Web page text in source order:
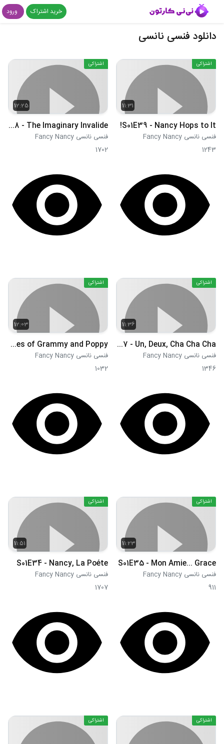
خرید اشتراک ورود
دانلود فنسی نانسی
11:31
اشتراکی
S01E39 - Nancy Hops to It!
فنسی نانسی Fancy Nancy
1243
12:25
اشتراکی
S01E38 - The Imaginary Invalide
فنسی نانسی Fancy Nancy
1702
11:36
اشتراکی
S01E37 - Un, Deux, Cha Cha Cha!
فنسی نانسی Fancy Nancy
1346
12:03
اشتراکی
S01E36 - The Amazing Adventures of Grammy and Poppy
فنسی نانسی Fancy Nancy
1032
11:23
اشتراکی
S01E35 - Mon Amie... Grace
فنسی نانسی Fancy Nancy
911
11:51
اشتراکی
S01E34 - Nancy, La Poéte
فنسی نانسی Fancy Nancy
1707
اشتراکی اشتراکی